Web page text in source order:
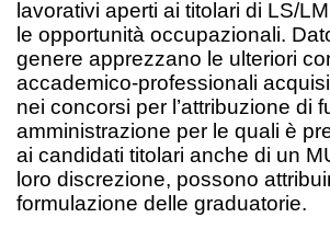
lavorativi aperti ai titolari di LS/
le opportunità occupazionali.
genere apprezzano le ulteriori
accademico-professionali
nei concorsi per l’attribuzione di
amministrazione per le quali è
ai candidati titolari anche di un
loro discrezione, possono
formulazione delle graduatorie.